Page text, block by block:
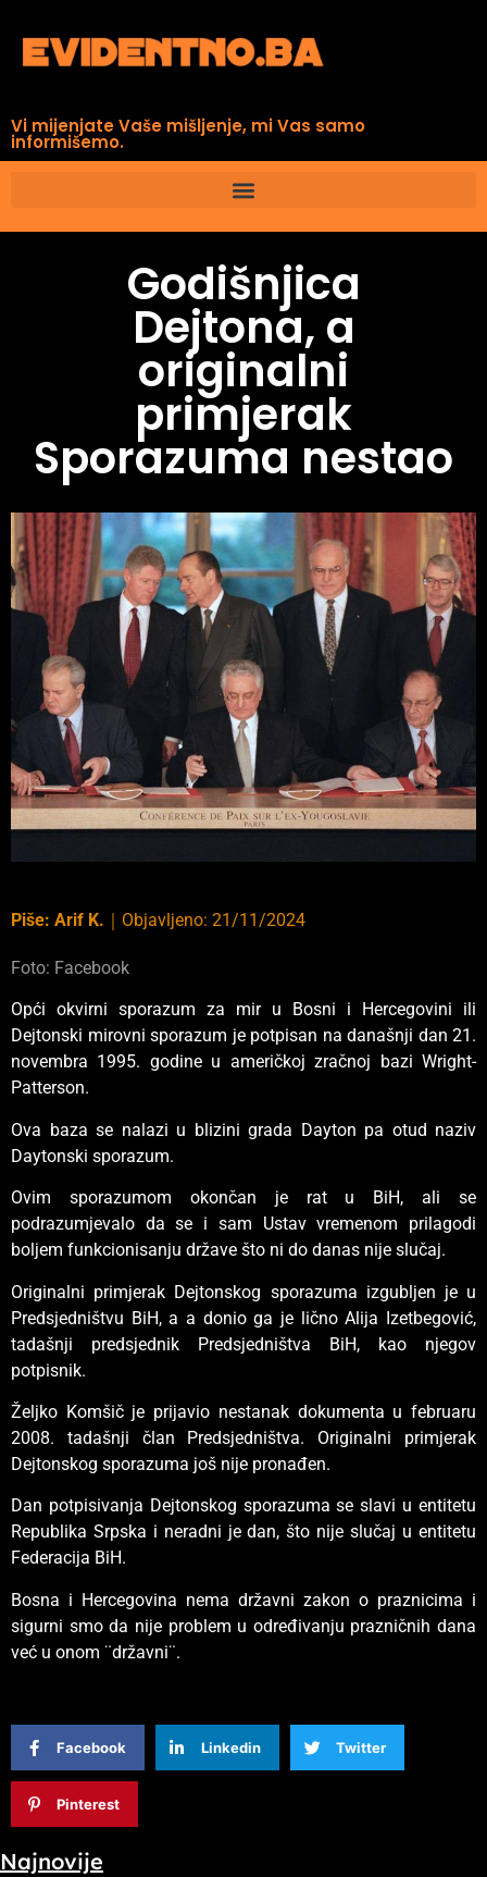
Vi mijenjate Vaše mišljenje, mi Vas samo
informišemo.
Godišnjica
Dejtona, a
originalni
primjerak
Sporazuma nestao
Piše: Arif K. ｜ Objavljeno: 21/11/2024
Foto: Facebook
Opći okvirni sporazum za mir u Bosni i Hercegovini ili
Dejtonski mirovni sporazum je potpisan na današnji dan 21.
novembra 1995. godine u američkoj zračnoj bazi Wright-
Patterson.
Ova baza se nalazi u blizini grada Dayton pa otud naziv
Daytonski sporazum.
Ovim sporazumom okončan je rat u BiH, ali se
podrazumjevalo da se i sam Ustav vremenom prilagodi
boljem funkcionisanju države što ni do danas nije slučaj.
Originalni primjerak Dejtonskog sporazuma izgubljen je u
Predsjedništvu BiH, a a donio ga je lično Alija Izetbegović,
tadašnji predsjednik Predsjedništva BiH, kao njegov
potpisnik.
Željko Komšič je prijavio nestanak dokumenta u februaru
2008. tadašnji član Predsjedništva. Originalni primjerak
Dejtonskog sporazuma još nije pronađen.
Dan potpisivanja Dejtonskog sporazuma se slavi u entitetu
Republika Srpska i neradni je dan, što nije slučaj u entitetu
Federacija BiH.
Bosna i Hercegovina nema državni zakon o praznicima i
sigurni smo da nije problem u određivanju prazničnih dana
već u onom ¨državni¨.
Facebook Linkedin Twitter
Pinterest
Najnovije